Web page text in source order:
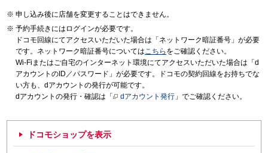
申し込み後に店舗を変更することはできません。
予約手続きにはログインが必要です。
ドコモ回線にてアクセスいただいた場合は「ネットワーク暗証番号」が必要
です。ネットワーク暗証番号についてはこちら をご確認ください。
Wi-Fiまたはご自宅のインターネット環境にてアクセスいただいた場合は「d
アカウントのID／パスワード」が必要です。ドコモの契約回線をお持ちでな
い方も、dアカウントの発行が可能です。
dアカウントの発行・確認は「
dアカウント発行 」でご確認ください。
ドコモショップを表示